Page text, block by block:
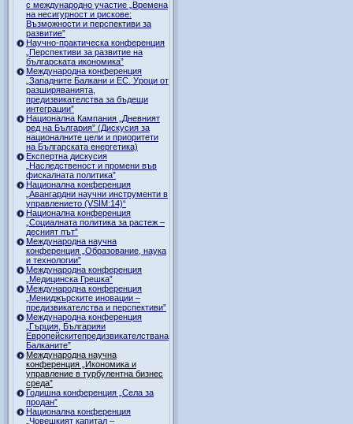
с международно участие „Времена
на несигурност и рискове:
Възможности и перспективи за
развитие”
Научно-практическа конференция
„Перспективи за развитие на
българската икономика”
Международна конференция
„Западните Балкани и ЕС. Уроци от
разширяванията,
предизвикателства за бъдещи
интеграции”
Национална Кампания „Дневният
ред на България” (Дискусия за
националните цели и приоритети
на Българската енергетика)
Експертна дискусия
„Наследственост и промени във
фискалната политика”
Национална конференция
„Авангардни научни инструменти в
управлението (VSIM:14)“
Национална конференция
„Социалната политика за растеж –
десният път”
Международна научна
конференция „Образование, наука
и технологии”
Международна конференция
„Медицинска Грешка”
Международна конференция
„Мениджърските иновации –
предизвикателства и перспективи”
Международна конференция
„Гърция, Българияи
Европейскитепредизвикателствана
Балканите”
Международна научна
конференция „Икономика и
управление в турбулентна бизнес
среда”
Годишна конференция „Селa за
продан”
Национална конференция
„Човешкият капитал –